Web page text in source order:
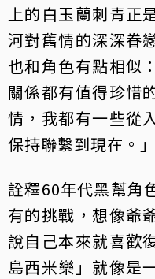
上的白玉蘭刺青正
河對舊情的深深眷
也和角色有點相似
關係都有值得珍惜
情，我都有一些從
保持聯繫到現在。」
詮釋60年代黑幫角
有的挑戰，想像爺
說自己本來就喜歡
島西米樂」就像是